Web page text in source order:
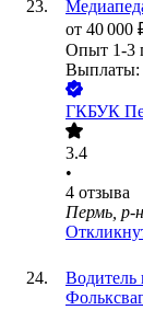
от 40 000
Опыт 1-3
Выплаты:
ГКБУК
3.4
•
4 отзыва
Пермь, р-
Водитель